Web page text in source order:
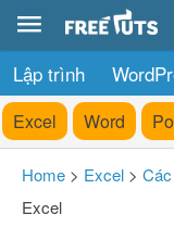
Lập trình
Excel Word
Home > Excel >
Excel